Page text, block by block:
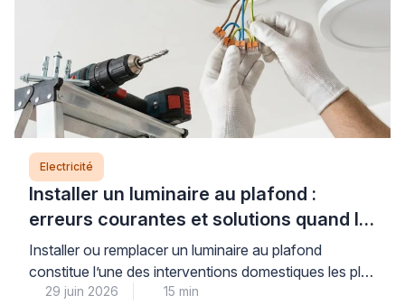
Electricité
Installer un luminaire au plafond :
erreurs courantes et solutions quand le
support bloque
Installer ou remplacer un luminaire au plafond
constitue l’une des interventions domestiques les plus
courantes, mais elle soulève des questions légitimes
29 juin 2026 15 min